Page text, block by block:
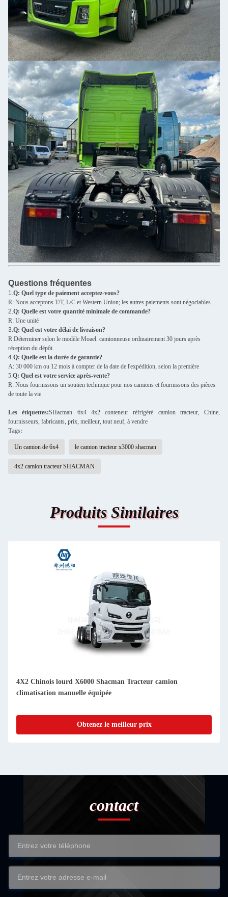
Questions fréquentes
1. Q: Quel type de paiement acceptez-vous?
R: Nous acceptons T/T, L/C et Western Union; les autres paiements sont négociables.
2. Q: Quelle est votre quantité minimale de commande?
R: Une unité
3. Q: Quel est votre délai de livraison?
R:Déterminer selon le modèle Moael. camionneuse ordinairement 30 jours après
réception du dépôt.
4. Q: Quelle est la durée de garantie?
A: 30 000 km ou 12 mois à compter de la date de l'expédition, selon la première
5. Q: Quel est votre service après-vente?
R: Nous fournissons un soutien technique pour nos camions et fournissons des pièces
de toute la vie
Les étiquettes:SHacman 6x4 4x2 conteneur réfrigéré camion tracteur, Chine,
fournisseurs, fabricants, prix, meilleur, tout neuf, à vendre
Tags:
Un camion de 6x4 le camion tracteur x3000 shacman
4x2 camion tracteur SHACMAN
Produits Similaires
4X2 Chinois lourd X6000 Shacman Tracteur camion
climatisation manuelle équipée
Obtenez le meilleur prix
contact